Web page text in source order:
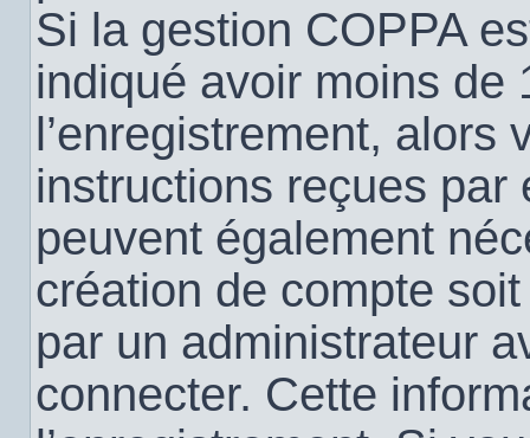
Si la gestion COPPA
indiqué avoir moins de
l’enregistrement, alors
instructions reçues par
peuvent également
création de compte
par un administrateur
connecter. Cette